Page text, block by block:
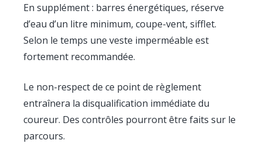
En supplément : barres énergétiques, réserve
d’eau d’un litre minimum, coupe-vent, sifflet.
Selon le temps une veste imperméable est
fortement recommandée.
Le non-respect de ce point de règlement
entraînera la disqualification immédiate du
coureur. Des contrôles pourront être faits sur le
parcours.